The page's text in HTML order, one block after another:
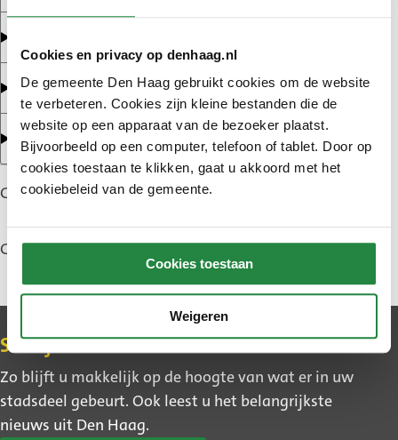
Cookies en privacy op denhaag.nl
De gemeente Den Haag gebruikt cookies om de website
te verbeteren. Cookies zijn kleine bestanden die de
website op een apparaat van de bezoeker plaatst.
Bijvoorbeeld op een computer, telefoon of tablet. Door op
cookies toestaan te klikken, gaat u akkoord met het
cookiebeleid van de gemeente.
Cookies toestaan
Weigeren
17 december 2024 – brief aan gemeenteraad
9 december 2024 – raadsmededeling
Gepubliceerd: 19 februari 2026
Gewijzigd: 3 juli 2026
Contact
Schrijf u in voor de nieuwsbrief
Zo blijft u makkelijk op de hoogte van wat er in uw
stadsdeel gebeurt. Ook leest u het belangrijkste
nieuws uit Den Haag.